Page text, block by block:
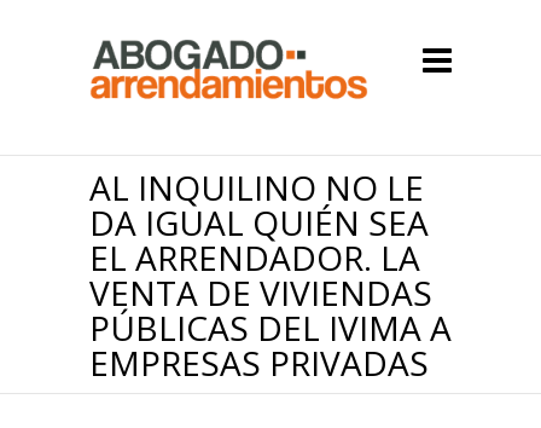
AL INQUILINO NO LE
DA IGUAL QUIÉN SEA
EL ARRENDADOR. LA
VENTA DE VIVIENDAS
PÚBLICAS DEL IVIMA A
EMPRESAS PRIVADAS